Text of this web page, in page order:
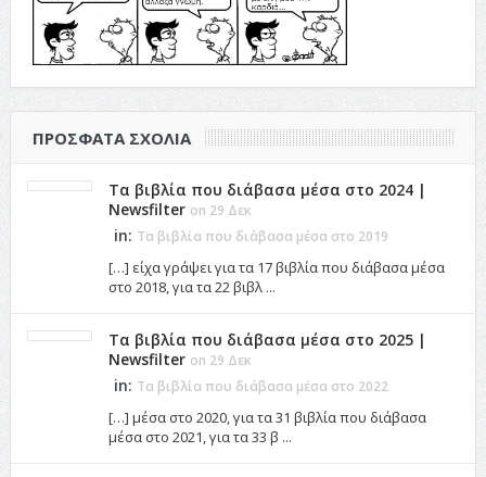
ΠΡΌΣΦΑΤΑ ΣΧΌΛΙΑ
Τα βιβλία που διάβασα μέσα στο 2024 |
Newsfilter on 29 Δεκ
in: Τα βιβλία που διάβασα μέσα στο 2019
[…] είχα γράψει για τα 17 βιβλία που διάβασα μέσα
στο 2018, για τα 22 βιβλ ...
Τα βιβλία που διάβασα μέσα στο 2025 |
Newsfilter on 29 Δεκ
in: Τα βιβλία που διάβασα μέσα στο 2022
[…] μέσα στο 2020, για τα 31 βιβλία που διάβασα
μέσα στο 2021, για τα 33 β ...